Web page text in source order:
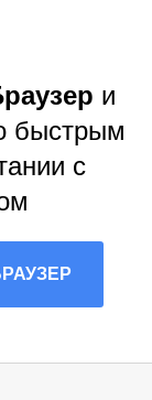
и
быстрым
с